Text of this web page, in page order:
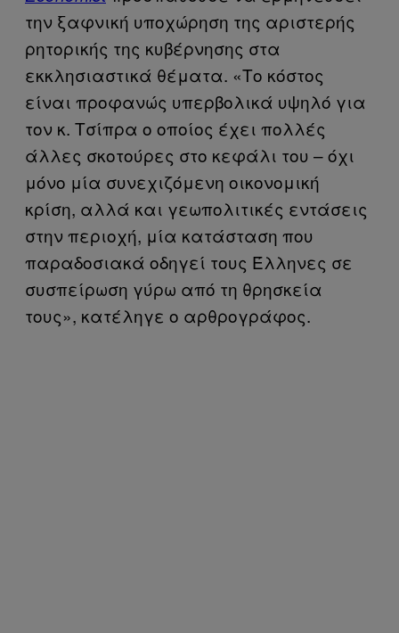
την ξαφνική υποχώρηση της αριστερής
ρητορικής της κυβέρνησης στα
εκκλησιαστικά θέματα. «Το κόστος
είναι προφανώς υπερβολικά υψηλό για
τον κ. Τσίπρα ο οποίος έχει πολλές
άλλες σκοτούρες στο κεφάλι του – όχι
μόνο μία συνεχιζόμενη οικονομική
κρίση, αλλά και γεωπολιτικές εντάσεις
στην περιοχή, μία κατάσταση που
παραδοσιακά οδηγεί τους Έλληνες σε
συσπείρωση γύρω από τη θρησκεία
τους», κατέληγε ο αρθρογράφος.